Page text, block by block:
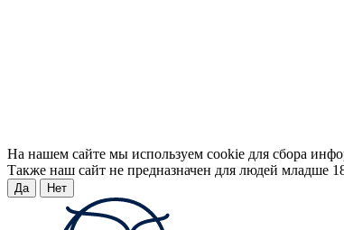
На нашем сайте мы используем cookie для сбора
Также наш сайт не предназначен для людей младше
Да Нет